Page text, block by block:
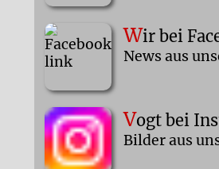
Wir bei
News aus
Vogt bei
Bilder aus